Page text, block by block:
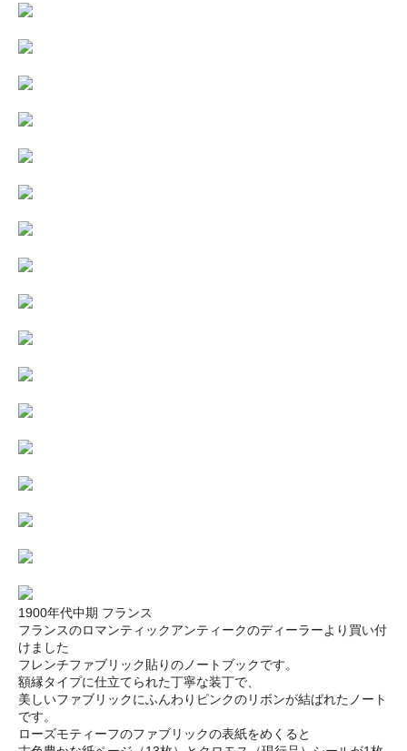
1900年代中期 フランス
フランスのロマンティックアンティークのディーラーより買い付
けました
フレンチファブリック貼りのノートブックです。
額縁タイプに仕立てられた丁寧な装丁で、
美しいファブリックにふんわりピンクのリボンが結ばれたノート
です。
ローズモティーフのファブリックの表紙をめくると